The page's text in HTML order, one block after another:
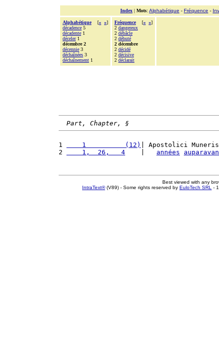
Index | Mots: Alphabétique - Fréquence -
Alphabétique [« »]
décadence 5
décadente 1
déceler1
décembre 2
décennie 3
déchaînées 3
déchaînement 1
Fréquence [« »]
2 dangereux
2 débâcle
2 débuté
2 décembre
2 décidé
2 décisive
2 déclarait
Part, Chapter, §
1
    1          (12)
| Apostolici
2
    1,  26,   4
années
Best viewed with any
IntraText®(V89) - Some rights reserved by EuloTech SRL -